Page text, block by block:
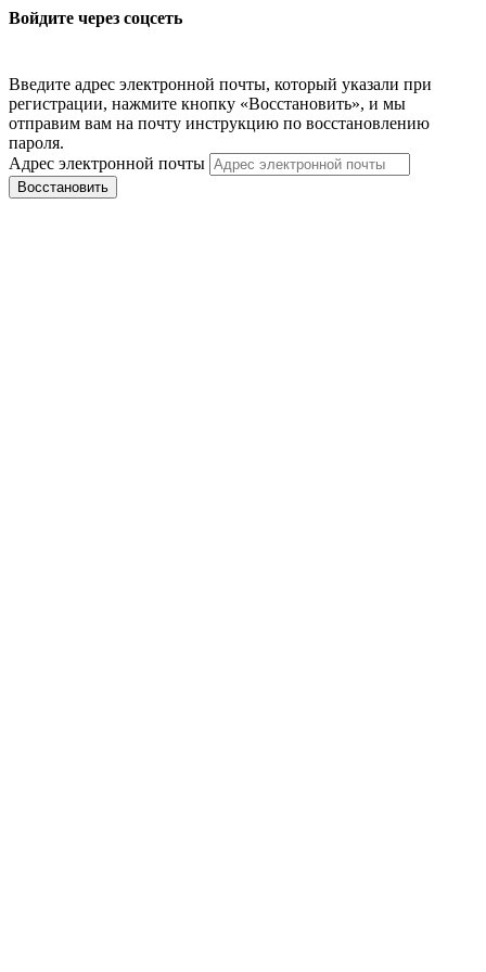
Войдите через соцсеть
Введите адрес электронной почты, который указали при
регистрации, нажмите кнопку «Восстановить», и мы
отправим вам на почту инструкцию по восстановлению
пароля.
Адрес электронной почты